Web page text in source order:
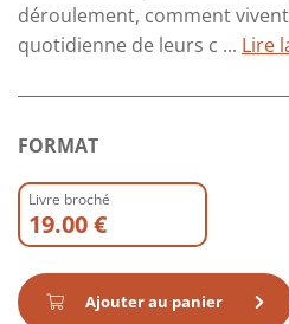
déroulement, comment
quotidienne de leurs c ... Lire
FORMAT
Livre broché
19.00 €
Ajouter au panier